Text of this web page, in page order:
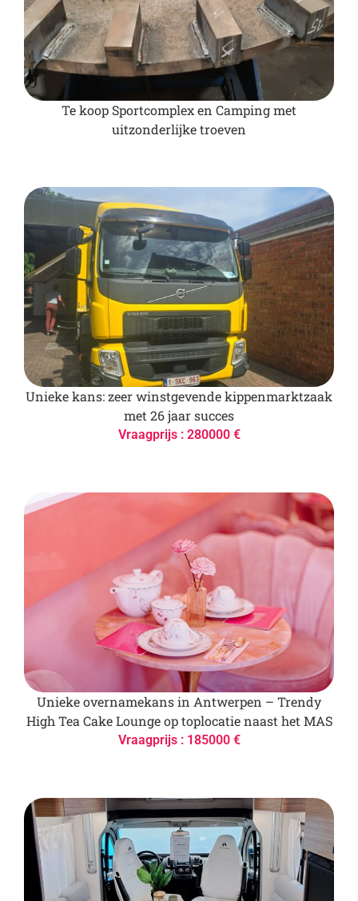
Te koop Sportcomplex en Camping met
uitzonderlijke troeven
Unieke kans: zeer winstgevende kippenmarktzaak
met 26 jaar succes
Vraagprijs : 280000 €
Unieke overnamekans in Antwerpen – Trendy
High Tea Cake Lounge op toplocatie naast het MAS
Vraagprijs : 185000 €